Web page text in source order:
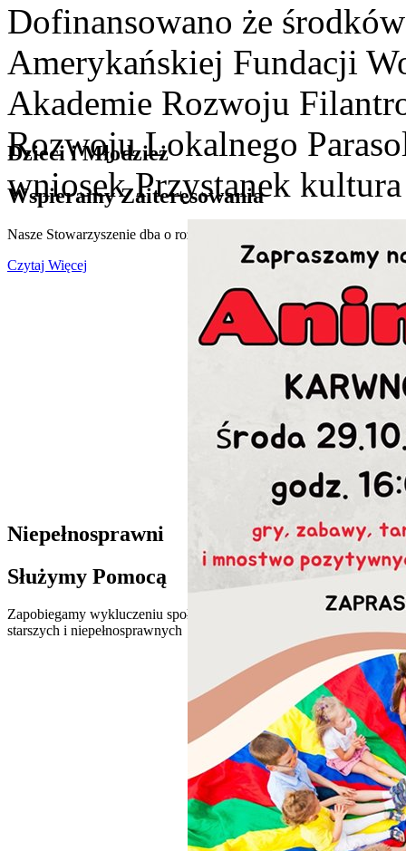
Dzieci i Młodzież
Wspieramy Zaiteresowania
Nasze Stowarzyszenie dba o rozwój zainteresowań dzieci i
Czytaj Więcej
Niepełnosprawni
Służymy Pomocą
Zapobiegamy wykluczeniu społecznym osób niepełnosprawnych
starszych i niepełnosprawnych
Dofinansowano że
Amerykańskiej Fundacji
Akademie Rozwoju
Rozwoju Lokalnego
wniosek Przystanek